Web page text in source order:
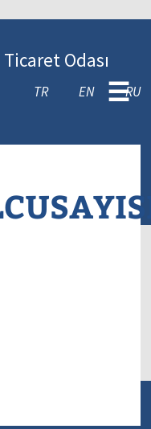
Ticaret Odası
TR EN RU
☰